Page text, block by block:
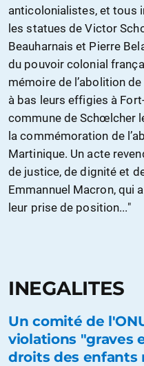
anticolonialistes, et tous
les statues de Victor
Beauharnais et Pierre
du pouvoir colonial
mémoire de l’abolition
à bas leurs effigies à
commune de Schœlcher
la commémoration de
Martinique. Un acte
de justice, de dignité et
Emmannuel Macron, qui
leur prise de position..."
INEGALITES
Un comité de
violations "graves
droits des enfants